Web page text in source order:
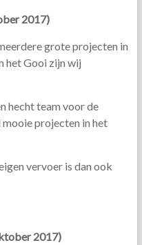
2017)
grote projecten in
het Gooi zijn wij
hecht team voor de
projecten in het
vervoer is dan ook
2017)